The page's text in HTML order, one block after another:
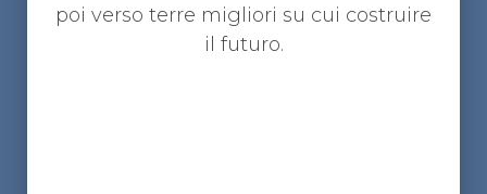
poi verso terre migliori su cui costruire
il futuro.